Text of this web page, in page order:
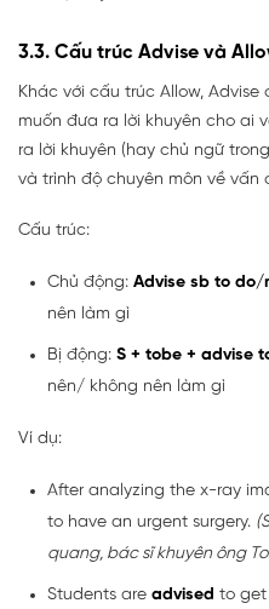
3.3. Cấu trúc Advise và
Khác với cấu trúc Allow,
muốn đưa ra lời khuyên cho ai
ra lời khuyên (hay chủ ngữ
và trình độ chuyên môn về vấn
Cấu trúc:
Chủ động: Advise sb to do/
nên làm gì
Bị động: S + tobe + advise
nên/ không nên làm gì
Ví dụ:
After analyzing the x-ray
to have an urgent surgery.
quang, bác sĩ khuyên ông
Students are advised to get